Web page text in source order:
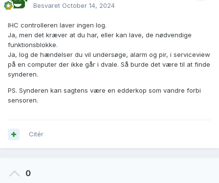
Besvaret October 14, 2024
IHC controlleren laver ingen log.
Ja, men det kræver at du har, eller kan lave, de nødvendige
funktionsblokke.
Ja, log de hændelser du vil undersøge, alarm og pir, i serviceview
på en computer der ikke går i dvale. Så burde det være til at finde
synderen.
PS. Synderen kan sagtens være en edderkop som vandre forbi
sensoren.
Citér
0